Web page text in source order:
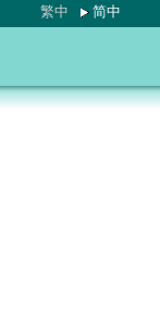
繁中 简中